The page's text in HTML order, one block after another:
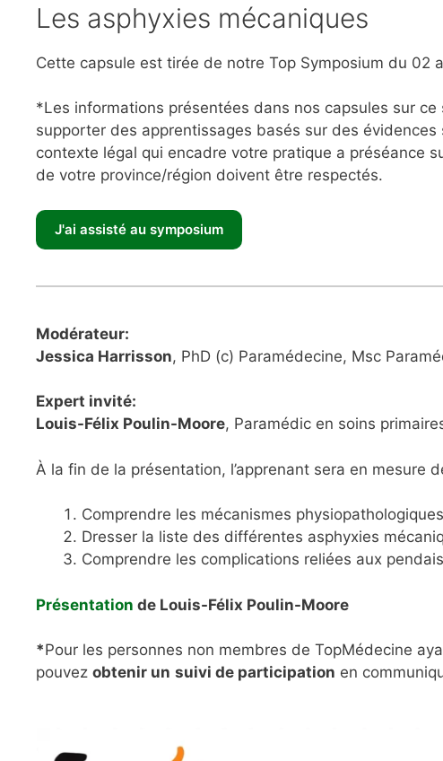
Les asphyxies mécaniques
Cette capsule est tirée de notre Top Symposium du 02
*Les informations présentées dans nos capsules sur
supporter des apprentissages basés sur des
contexte légal qui encadre votre pratique a préséance
de votre province/région doivent être respectés.
Modérateur:
Jessica Harrisson, PhD (c) Paramédecine, Msc
Expert invité:
Louis-Félix Poulin-Moore, Paramédic en soins
À la fin de la présentation, l’apprenant sera en mesure
Comprendre les mécanismes
Dresser la liste des différentes asphyxies
Comprendre les complications reliées aux
Présentation de Louis-Félix Poulin-Moore
*Pour les personnes non membres de TopMédecine
pouvez obtenir un suivi de participation en